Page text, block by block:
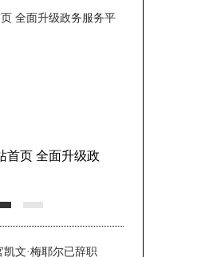
首页 全面升级政
文·梅耶尔已辞职